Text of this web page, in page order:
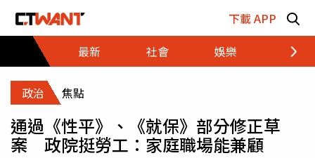
下載 APP
最新
社會 娛樂 財經
政治 焦點
通過《性平》、《就保》部分修正草
案 政院挺勞工：家庭職場能兼顧